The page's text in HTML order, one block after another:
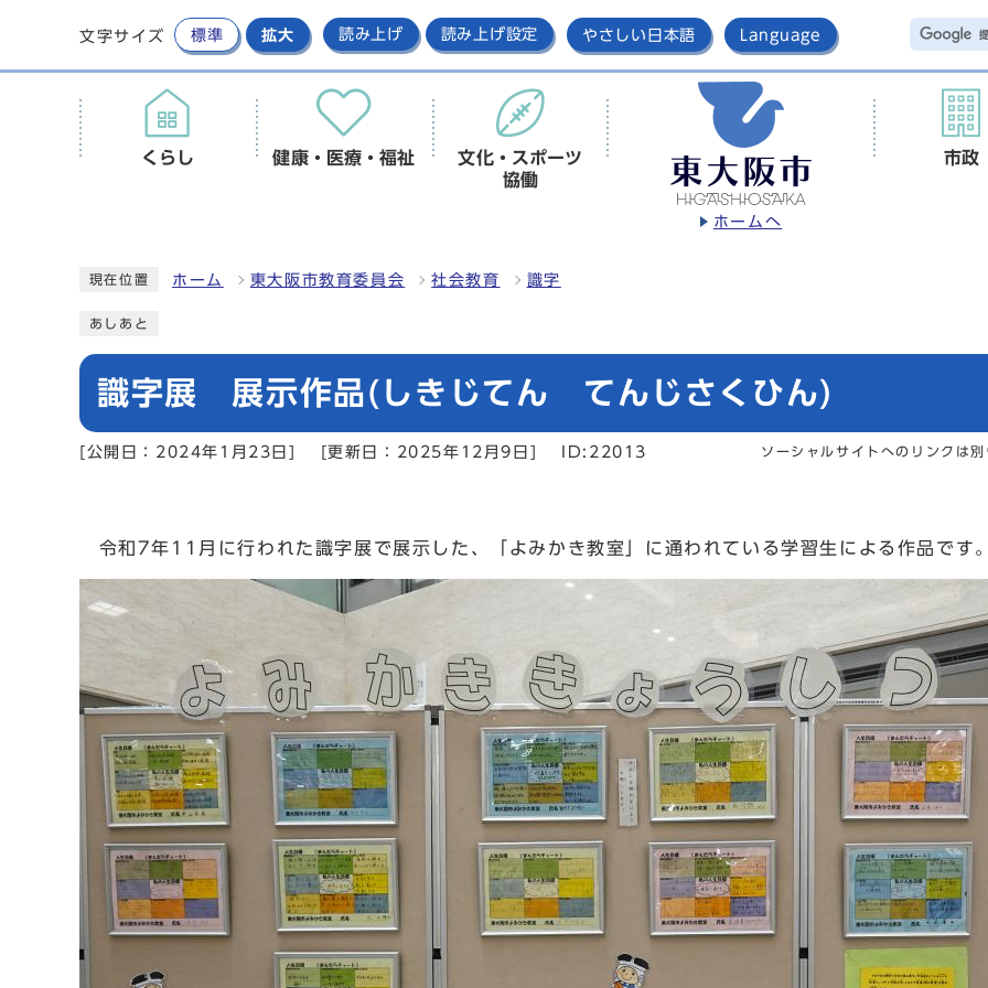
文字サイズ 標準 拡大 読み上げ 読み上げ設定 やさしい日本語 Language
ホームへ
くらし 健康・医療・福祉
文化・スポーツ
協働
市政
現在位置 ホーム 東大阪市教育委員会 社会教育 識字
あしあと
識字展 展示作品(しきじてん てんじさくひん)
[公開日：2024年1月23日] [更新日：2025年12月9日] ID:22013 ソーシャルサイトへのリンクは
令和7年11月に行われた識字展で展示した、「よみかき教室」に通われている学習生による作品です